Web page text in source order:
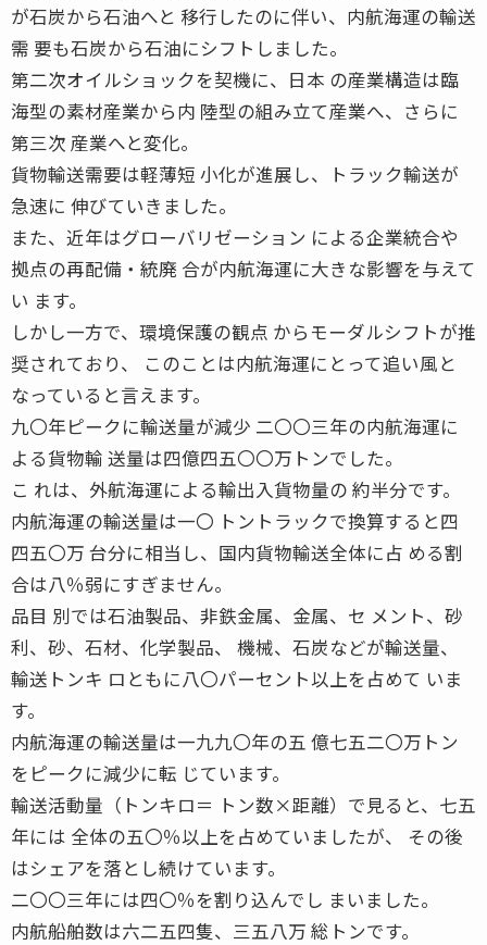
が石炭から石油へと 移行したのに伴い、内航海運の輸送
需 要も石炭から石油にシフトしました。
第二次オイルショックを契機に、日本 の産業構造は臨
海型の素材産業から内 陸型の組み立て産業へ、さらに
第三次 産業へと変化。
貨物輸送需要は軽薄短 小化が進展し、トラック輸送が
急速に 伸びていきました。
また、近年はグローバリゼーション による企業統合や
拠点の再配備・統廃 合が内航海運に大きな影響を与えて
い ます。
しかし一方で、環境保護の観点 からモーダルシフトが推
奨されており、 このことは内航海運にとって追い風と
なっていると言えます。
九〇年ピークに輸送量が減少 二〇〇三年の内航海運に
よる貨物輸 送量は四億四五〇〇万トンでした。
こ れは、外航海運による輸出入貨物量の 約半分です。
内航海運の輸送量は一〇 トントラックで換算すると四
四五〇万 台分に相当し、国内貨物輸送全体に占 める割
合は八％弱にすぎません。
品目 別では石油製品、非鉄金属、金属、セ メント、砂
利、砂、石材、化学製品、 機械、石炭などが輸送量、
輸送トンキ ロともに八〇パーセント以上を占めて いま
す。
内航海運の輸送量は一九九〇年の五 億七五二〇万トン
をピークに減少に転 じています。
輸送活動量（トンキロ＝ トン数×距離）で見ると、七五
年には 全体の五〇％以上を占めていましたが、 その後
はシェアを落とし続けています。
二〇〇三年には四〇％を割り込んでし まいました。
内航船舶数は六二五四隻、三五八万 総トンです。